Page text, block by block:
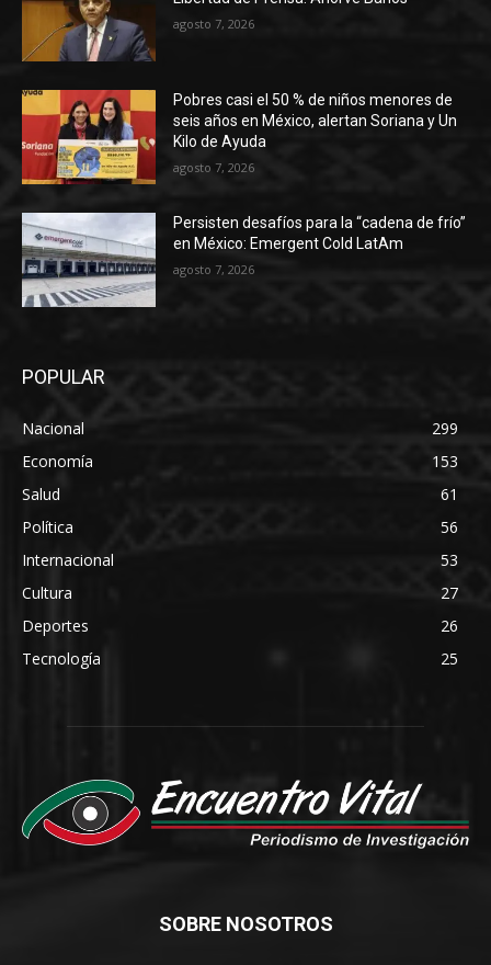
agosto 7, 2026
Pobres casi el 50 % de niños menores de
seis años en México, alertan Soriana y Un
Kilo de Ayuda
agosto 7, 2026
Persisten desafíos para la “cadena de frío”
en México: Emergent Cold LatAm
agosto 7, 2026
POPULAR
Nacional
299
Economía
153
Salud
61
Política
56
Internacional
53
Cultura
27
Deportes
26
Tecnología
25
SOBRE NOSOTROS